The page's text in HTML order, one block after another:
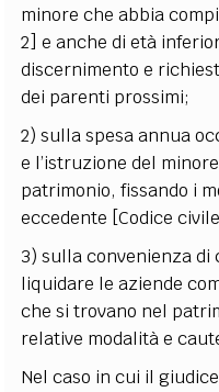
minore che abbia
2] e anche di età
discernimento e
dei parenti prossimi;
2) sulla spesa annua
e l’istruzione del
patrimonio, fissando i
eccedente [Codice
3) sulla convenienza di
liquidare le aziende
che si trovano nel
relative modalità e
Nel caso in cui il